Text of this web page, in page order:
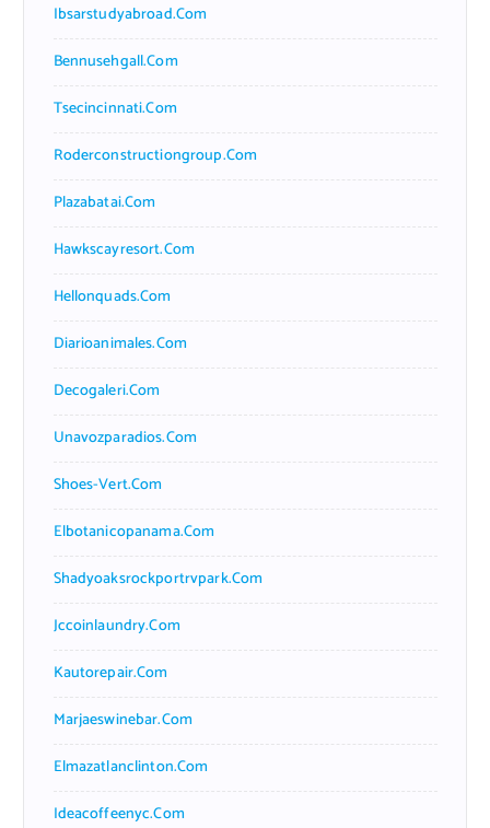
Ibsarstudyabroad.com
Bennusehgall.com
Tsecincinnati.com
Roderconstructiongroup.com
Plazabatai.com
Hawkscayresort.com
Hellonquads.com
Diarioanimales.com
Decogaleri.com
Unavozparadios.com
Shoes-Vert.com
Elbotanicopanama.com
Shadyoaksrockportrvpark.com
Jccoinlaundry.com
Kautorepair.com
Marjaeswinebar.com
Elmazatlanclinton.com
Ideacoffeenyc.com